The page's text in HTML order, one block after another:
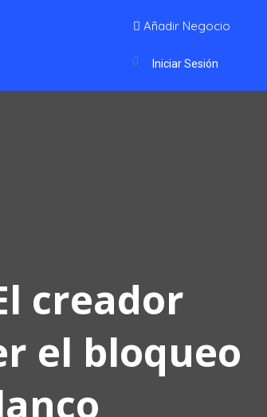
Añadir Negocio
Iniciar Sesión
creador
el bloqueo